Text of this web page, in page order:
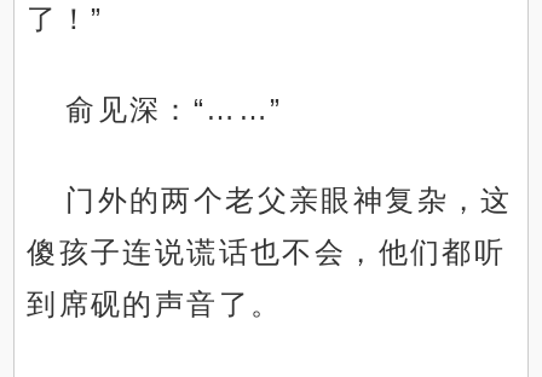
了！”
俞见深：“……”
门外的两个老父亲眼神复杂，这
傻孩子连说谎话也不会，他们都听
到席砚的声音了。